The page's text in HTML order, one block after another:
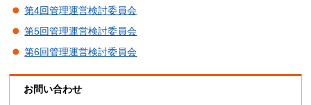
第4回管理運営検討委員会
第5回管理運営検討委員会
第6回管理運営検討委員会
お問い合わせ